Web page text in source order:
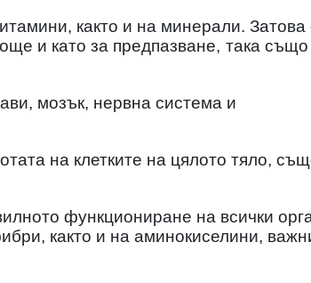
както и на минерали. Затова
и като за предпазване, така също
мозък, нервна система и
на клетките на цялото тяло,
функциониране на всички
както и на аминокиселини,